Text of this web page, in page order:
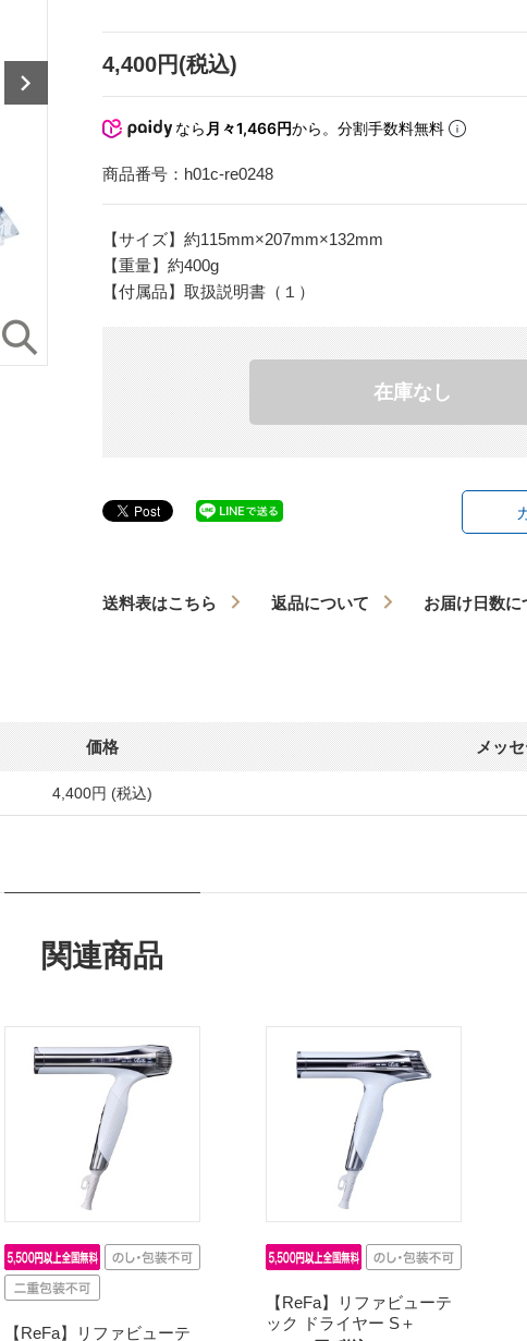
4,400円(税込)
なら 月々1,466円から。分割手数料無料
商品番号： h01c-re0248
【サイズ】約115mm×207mm×132mm
【重量】約400g
【付属品】取扱説明書（１）
在庫なし
送料表はこちら 返品について お届け日数に
価格 メッ
4,400円 (税込)
関連商品
【ReFa】リファビューテ
【ReFa】リファビューテ
ック ドライヤー S＋